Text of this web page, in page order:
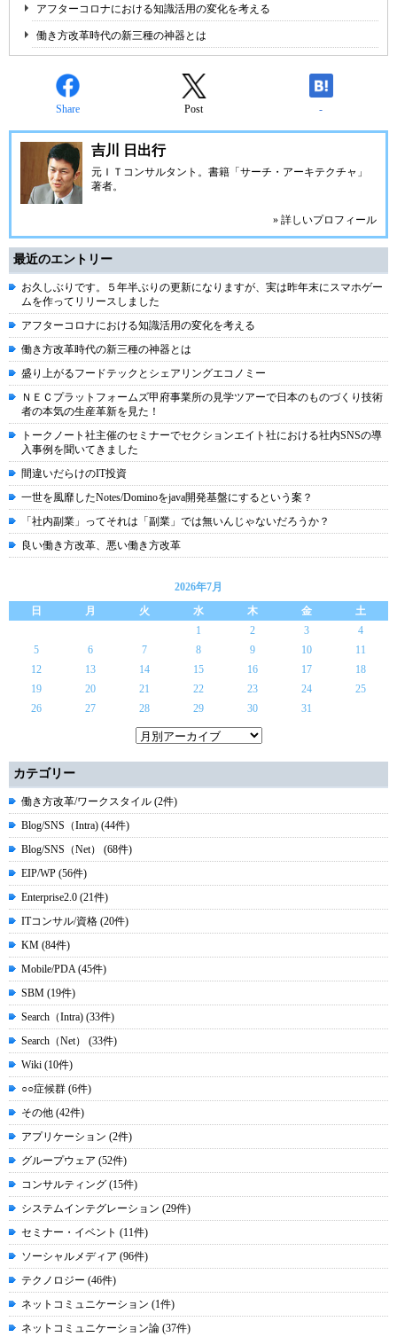
アフターコロナにおける知識活用の変化を考える
働き方改革時代の新三種の神器とは
Share Post -
吉川 日出行
元ＩＴコンサルタント。書籍「サーチ・アーキテクチャ」
著者。
» 詳しいプロフィール
最近のエントリー
お久しぶりです。５年半ぶりの更新になりますが、実は昨年末にスマホゲー
ムを作ってリリースしました
アフターコロナにおける知識活用の変化を考える
働き方改革時代の新三種の神器とは
盛り上がるフードテックとシェアリングエコノミー
ＮＥＣプラットフォームズ甲府事業所の見学ツアーで日本のものづくり技術
者の本気の生産革新を見た！
トークノート社主催のセミナーでセクションエイト社における社内SNSの導
入事例を聞いてきました
間違いだらけのIT投資
一世を風靡したNotes/Dominoをjava開発基盤にするという案？
「社内副業」ってそれは「副業」では無いんじゃないだろうか？
良い働き方改革、悪い働き方改革
2026年7月
日
月 火 水 木 金
土
1
2 3
4
5
6 7 8 9 10
11
12
13 14 15 16 17
18
19
20 21 22 23 24
25
26
27 28 29 30 31
カテゴリー
働き方改革/ワークスタイル (2件)
Blog/SNS（Intra) (44件)
Blog/SNS（Net） (68件)
EIP/WP (56件)
Enterprise2.0 (21件)
ITコンサル/資格 (20件)
KM (84件)
Mobile/PDA (45件)
SBM (19件)
Search（Intra) (33件)
Search（Net） (33件)
Wiki (10件)
○○症候群 (6件)
その他 (42件)
アプリケーション (2件)
グループウェア (52件)
コンサルティング (15件)
システムインテグレーション (29件)
セミナー・イベント (11件)
ソーシャルメディア (96件)
テクノロジー (46件)
ネットコミュニケーション (1件)
ネットコミュニケーション論 (37件)